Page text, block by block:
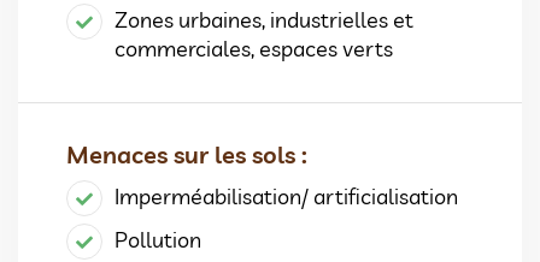
Zones urbaines, industrielles et
commerciales, espaces verts
Menaces sur les sols :
Imperméabilisation/ artificialisation
Pollution